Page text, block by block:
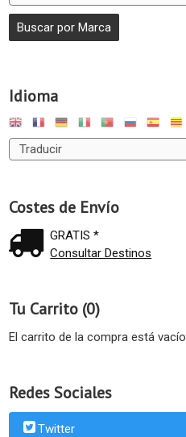
Idioma
Costes de Envío
GRATIS *
Consultar Destinos
Tu Carrito (0)
El carrito de la compra está vacío
Redes Sociales
Twitter